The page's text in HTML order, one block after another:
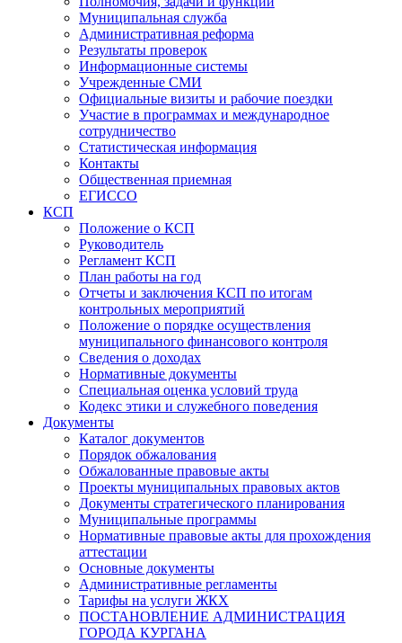
Муниципальная служба
Административная реформа
Результаты проверок
Информационные системы
Учрежденные СМИ
Официальные визиты и рабочие поездки
Участие в программах и международное
сотрудничество
Статистическая информация
Контакты
Общественная приемная
ЕГИССО
КСП
Положение о КСП
Руководитель
Регламент КСП
План работы на год
Отчеты и заключения КСП по итогам
контрольных мероприятий
Положение о порядке осуществления
муниципального финансового контроля
Сведения о доходах
Нормативные документы
Специальная оценка условий труда
Кодекс этики и служебного поведения
Документы
Каталог документов
Порядок обжалования
Обжалованные правовые акты
Проекты муниципальных правовых актов
Документы стратегического планирования
Муниципальные программы
Нормативные правовые акты для прохождения
аттестации
Основные документы
Административные регламенты
Тарифы на услуги ЖКХ
ПОСТАНОВЛЕНИЕ АДМИНИСТРАЦИЯ
ГОРОДА КУРГАНА